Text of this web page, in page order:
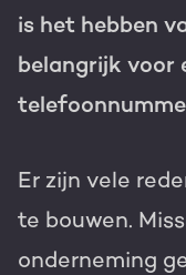
Growth-driven
is het hebben
belangrijk voor
Er zijn vele
te bouwen.
onderneming